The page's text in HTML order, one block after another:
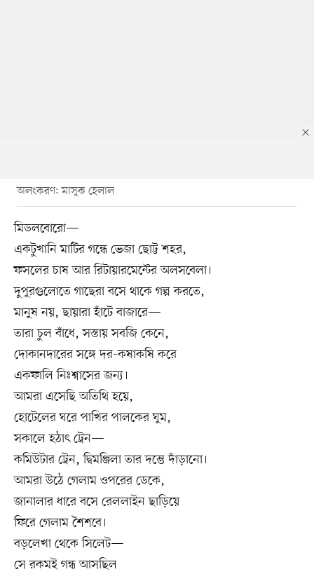
অলংকরণ: মাসুক হেলাল
মিডলবোরো—
একটুখানি মাটির গন্ধে ভেজা ছোট্ট শহর,
ফসলের চাষ আর রিটায়ারমেন্টের অলসবেলা।
দুপুরগুলোতে গাছেরা বসে থাকে গল্প করতে,
মানুষ নয়, ছায়ারা হাঁটে বাজারে—
তারা চুল বাঁধে, সস্তায় সবজি কেনে,
দোকানদারের সঙ্গে দর-কষাকষি করে
একফালি নিঃশ্বাসের জন্য।
আমরা এসেছি অতিথি হয়ে,
হোটেলের ঘরে পাখির পালকের ঘুম,
সকালে হঠাৎ ট্রেন—
কমিউটার ট্রেন, দ্বিমঞ্জিলা তার দম্ভে দাঁড়ানো।
আমরা উঠে গেলাম ওপরের ডেকে,
জানালার ধারে বসে রেললাইন ছাড়িয়ে
ফিরে গেলাম শৈশবে।
বড়লেখা থেকে সিলেট—
সে রকমই গন্ধ আসছিল